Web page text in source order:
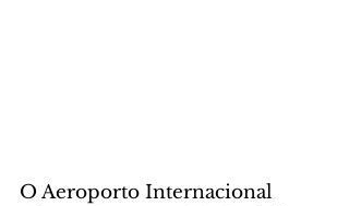
O Aeroporto Internacional